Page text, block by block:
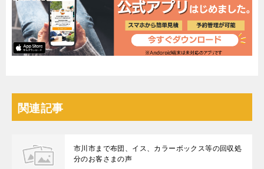
関連記事
市川市まで布団、イス、カラーボックス等の回収処
分のお客さまの声